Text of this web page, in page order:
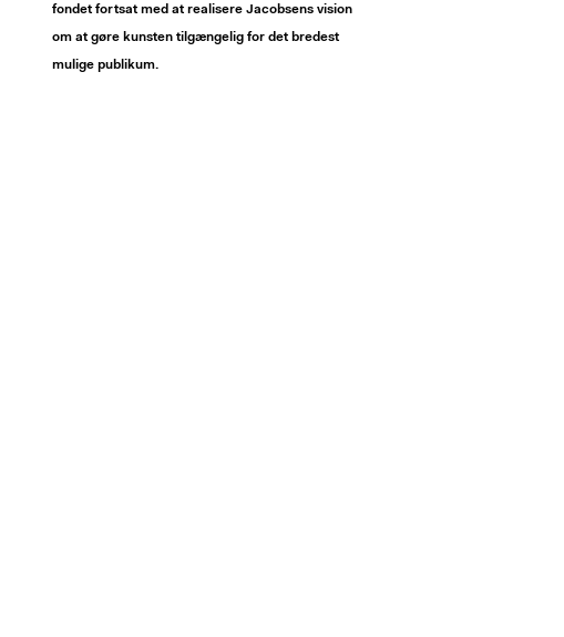
fondet fortsat med at realisere Jacobsens vision
om at gøre kunsten tilgængelig for det bredest
mulige publikum.